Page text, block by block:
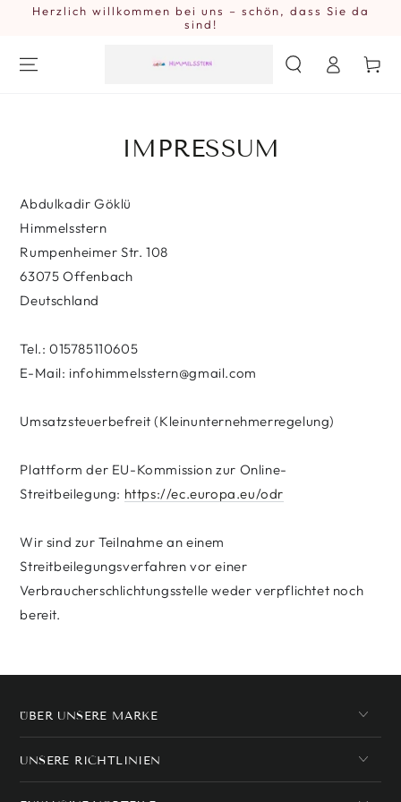
ZUM INHALT
Herzlich willkommen bei uns – schön, dass Sie da
sind!
Einloggen
IMPRESSUM
Abdulkadir Göklü
Himmelsstern
Rumpenheimer Str. 108
63075 Offenbach
Deutschland
Tel.: 015785110605
E-Mail: infohimmelsstern@gmail.com
Umsatzsteuerbefreit (Kleinunternehmerregelung)
Plattform der EU-Kommission zur Online-
Streitbeilegung: https://ec.europa.eu/odr
Wir sind zur Teilnahme an einem
Streitbeilegungsverfahren vor einer
Verbraucherschlichtungsstelle weder verpflichtet noch
bereit.
ÜBER UNSERE MARKE
UNSERE RICHTLINIEN